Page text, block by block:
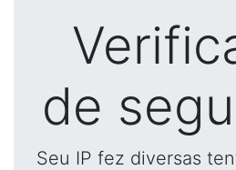
de
Seu IP fez diversas